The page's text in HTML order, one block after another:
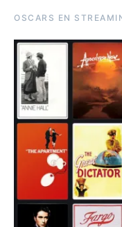
OSCARS EN